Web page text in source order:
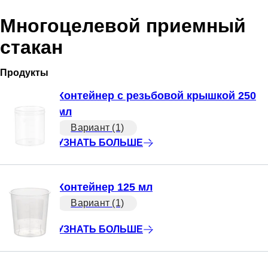
Многоцелевой приемный
стакан
Продукты
Контейнер с резьбовой крышкой 250
мл
Вариант (1)
УЗНАТЬ БОЛЬШЕ
Контейнер 125 мл
Вариант (1)
УЗНАТЬ БОЛЬШЕ